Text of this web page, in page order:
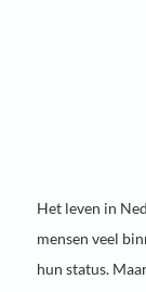
Het leven in
mensen veel
hun status.